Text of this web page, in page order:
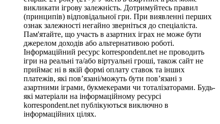
викликати ігрову залежність. Дотримуйтесь правил
(принципів) відповідальної гри. При виявленні перших
ознак залежності негайно зверніться до спеціаліста.
Пам'ятайте, що участь в азартних іграх не може бути
джерелом доходів або альтернативою роботі.
Інформаційний ресурс korrespondent.net не проводить
ігри на реальні та/або віртуальні гроші, також сайт не
приймає ні в якій формі оплату ставок та інших
платежів, які пов’язані/можуть бути пов’язані з
азартними іграми, букмекерами чи тоталізаторами. Будь-
які матеріали на інформаційному ресурсі
korrespondent.net публікуються виключно в
інформаційних цілях.